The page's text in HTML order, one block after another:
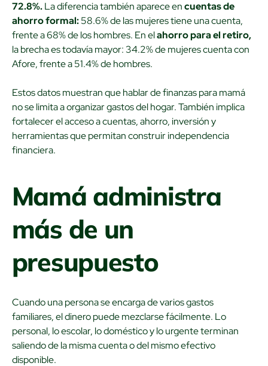
72.8%.La diferencia también aparece encuentas de
ahorro formal:58.6% de las mujeres tiene una cuenta,
frente a 68% de los hombres. En elahorro para el retiro,
la brecha es todavía mayor: 34.2% de mujeres cuenta con
Afore, frente a 51.4% de hombres.
Estos datos muestran que hablar de finanzas para mamá
no se limita a organizar gastos del hogar. También implica
fortalecer el acceso a cuentas, ahorro, inversión y
herramientas que permitan construir independencia
financiera.
Mamá administra
más de un
presupuesto
Cuando una persona se encarga de varios gastos
familiares, el dinero puede mezclarse fácilmente. Lo
personal, lo escolar, lo doméstico y lo urgente terminan
saliendo de la misma cuenta o del mismo efectivo
disponible.